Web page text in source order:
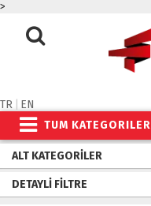
>
TR
EN
TUM KATEGORILER
ALT KATEGORILER
DETAYLI FILTRE